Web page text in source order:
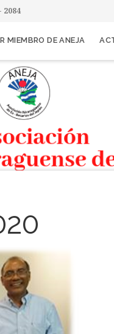
2084
MIEMBRO DE ANEJA